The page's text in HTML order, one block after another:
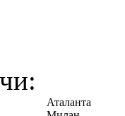
Аталанта